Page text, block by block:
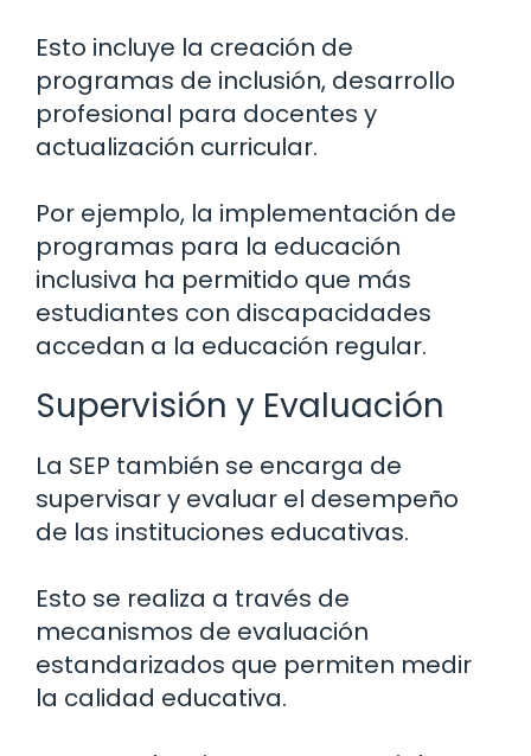
Esto incluye la creación de
programas de inclusión, desarrollo
profesional para docentes y
actualización curricular.
Por ejemplo, la implementación de
programas para la educación
inclusiva ha permitido que más
estudiantes con discapacidades
accedan a la educación regular.
Supervisión y Evaluación
La SEP también se encarga de
supervisar y evaluar el desempeño
de las instituciones educativas.
Esto se realiza a través de
mecanismos de evaluación
estandarizados que permiten medir
la calidad educativa.